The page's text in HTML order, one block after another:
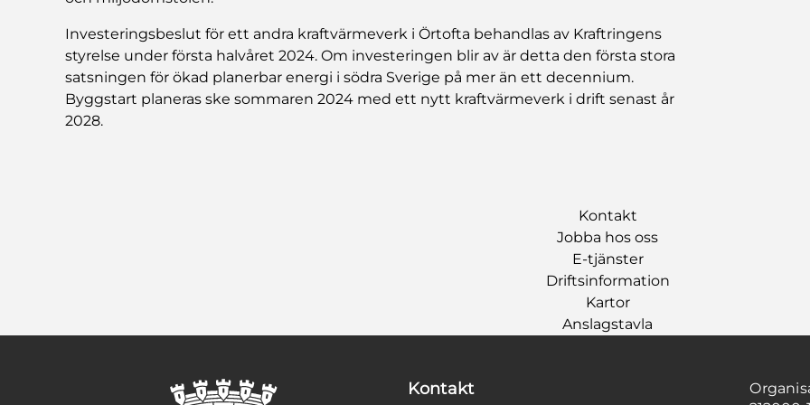
Investeringsbeslut för ett andra kraftvärmeverk i Örtofta behandlas av Kraftringens
styrelse under första halvåret 2024. Om investeringen blir av är detta den första stora
satsningen för ökad planerbar energi i södra Sverige på mer än ett decennium.
Byggstart planeras ske sommaren 2024 med ett nytt kraftvärmeverk i drift senast år
2028.
Kontakt
Jobba hos oss
E-tjänster
Driftsinformation
Kartor
Anslagstavla
Kontakt